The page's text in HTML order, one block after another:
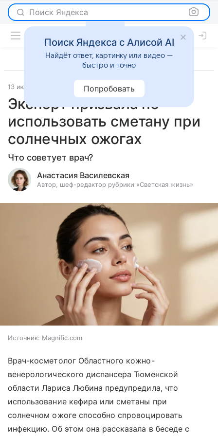
Поиск Яндекса
13 июня 2026 Леди Mail Новости
Эксперт призвала не
использовать сметану при
солнечных ожогах
Что советует врач?
Анастасия Василевская
Автор, шеф-редактор рубрики «Светская жизнь»
Источник: Magnific.com
Врач-косметолог Областного кожно-
венерологического диспансера Тюменской
области Лариса Любина предупредила, что
использование кефира или сметаны при
солнечном ожоге способно спровоцировать
инфекцию. Об этом она рассказала в беседе с
Поиск Яндекса с Алисой AI
Найдёт ответ, картинку или видео —
быстро и точно
Попробовать